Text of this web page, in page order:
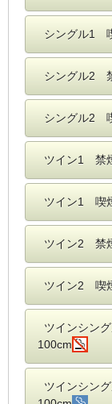
シングル1
シングル2
シングル2
ツイン1 禁
ツイン1 喫
ツイン2 禁
ツイン2 喫
ツインシン
100cm
ツインシン